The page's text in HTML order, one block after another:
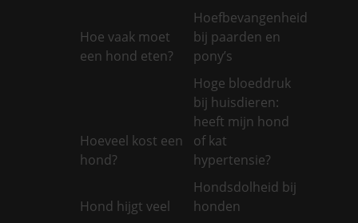
Hoe vaak moet
een hond eten?
Hoefbevangenheid
bij paarden en
pony’s
Hoeveel kost een
hond?
Hoge bloeddruk
bij huisdieren:
heeft mijn hond
of kat
hypertensie?
Hond hijgt veel
Hondsdolheid bij
honden